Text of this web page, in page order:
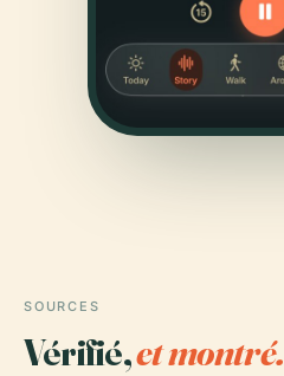
SOURCES
Vérifié,et montré.